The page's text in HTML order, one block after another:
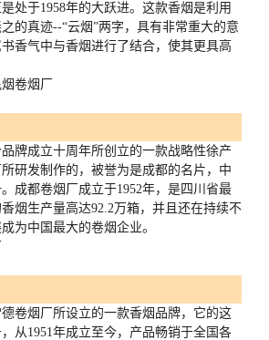
处于1958年的大跃进。这款香烟是利用
之的真迹--“云烟”两字，具有非常重大的意
香气中与香烟进行了结合，使其更具高
卷烟厂
牌成立十周年所创立的一款战略性徐产
研发制作的，被誉为是成都的名片，中
成都卷烟厂成立于1952年，是四川省最
烟生产量高达92.2万箱，并且还在持续不
为中国最大的卷烟企业。
卷烟厂所设立的一款香烟品牌，它的这
从1951年成立至今，产品畅销于全国各